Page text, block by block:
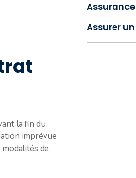
la fin du
imprévue
de
Assurer